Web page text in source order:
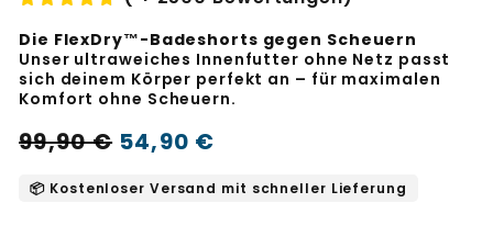
Die FlexDry™-Badeshorts gegen Scheuern
Unser ultraweiches Innenfutter ohne Netz passt
sich deinem Körper perfekt an – für maximalen
Komfort ohne Scheuern.
Regulärer
Preis
54,90 €
Aktionspreis
99,90 €
📦 Kostenloser Versand mit schneller Lieferung